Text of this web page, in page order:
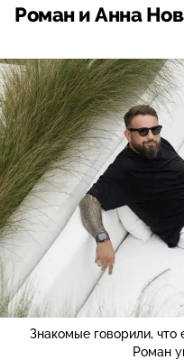
Роман и Анна
Знакомые говорили,
Роман